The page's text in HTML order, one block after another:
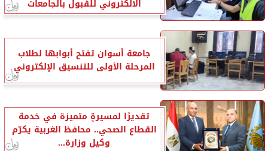
الالكتروني للقبول بالجامعات
جامعة أسوان تفتح أبوابها لطلاب
المرحلة الأولى للتنسيق الإلكتروني
تقديرًا لمسيرةٍ متميزة في خدمة
القطاع الصحي.. محافظ الغربية يكرّم
وكيل وزارة...